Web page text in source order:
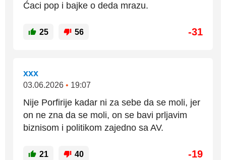
Ćaci pop i bajke o deda mrazu.
25 56 -31
xxx
03.06.2026 • 19:07
Nije Porfirije kadar ni za sebe da se moli, jer
on ne zna da se moli, on se bavi prljavim
biznisom i politikom zajedno sa AV.
21 40 -19